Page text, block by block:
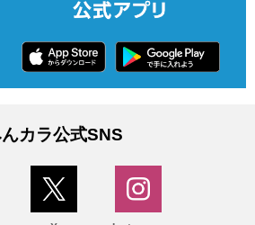
カラ公式SNS